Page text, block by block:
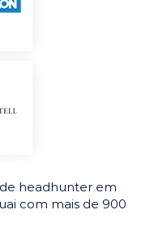
de headhunter em
com mais de 900